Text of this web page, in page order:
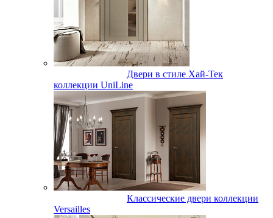
Двери в стиле Хай-Тек
коллекции UniLine
Классические двери коллекции
Versailles